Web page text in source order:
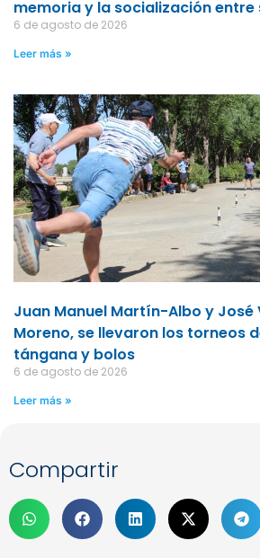
memoria y la socialización entre
6 de agosto de 2026
Leer más »
Juan Manuel Martín-Albo y José
Moreno, se llevaron los torneos
tángana y bolos
6 de agosto de 2026
Leer más »
Compartir